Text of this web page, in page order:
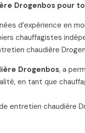
Drogenbos pour
d’expérience en
chauffagistes
chaudière
Drogenbos, a
en tant que
entretien chaudière